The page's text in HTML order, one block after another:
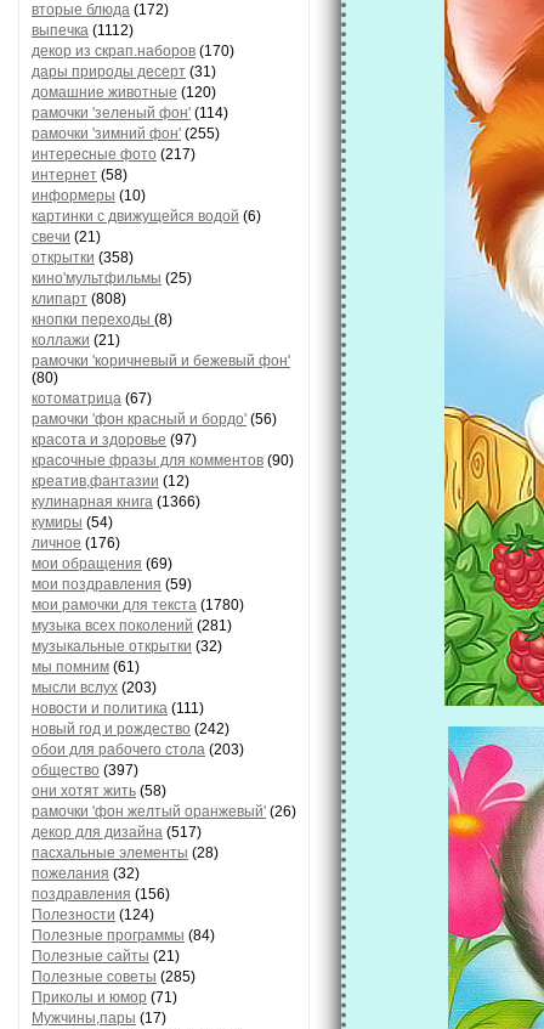
вторые блюда (172)
выпечка (1112)
декор из скрап.наборов (170)
дары природы десерт (31)
домашние животные (120)
рамочки 'зеленый фон' (114)
рамочки 'зимний фон' (255)
интересные фото (217)
интернет (58)
информеры (10)
картинки с движущейся водой (6)
свечи (21)
открытки (358)
кино'мультфильмы (25)
клипарт (808)
кнопки переходы (8)
коллажи (21)
рамочки 'коричневый и бежевый фон'
(80)
котоматрица (67)
рамочки 'фон красный и бордо' (56)
красота и здоровье (97)
красочные фразы для комментов (90)
креатив,фантазии (12)
кулинарная книга (1366)
кумиры (54)
личное (176)
мои обращения (69)
мои поздравления (59)
мои рамочки для текста (1780)
музыка всех поколений (281)
музыкальные открытки (32)
мы помним (61)
мысли вслух (203)
новости и политика (111)
новый год и рождество (242)
обои для рабочего стола (203)
общество (397)
они хотят жить (58)
рамочки 'фон желтый оранжевый' (26)
декор для дизайна (517)
пасхальные элементы (28)
пожелания (32)
поздравления (156)
Полезности (124)
Полезные программы (84)
Полезные сайты (21)
Полезные советы (285)
Приколы и юмор (71)
Мужчины,пары (17)